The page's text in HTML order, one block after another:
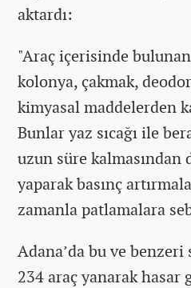
aktardı:
"Araç içerisinde
kolonya, çakmak,
kimyasal maddelerden
Bunlar yaz sıcağı ile
uzun süre kalmasından
yaparak basınç
zamanla patlamalara
Adana’da bu ve benzeri
234 araç yanarak hasar